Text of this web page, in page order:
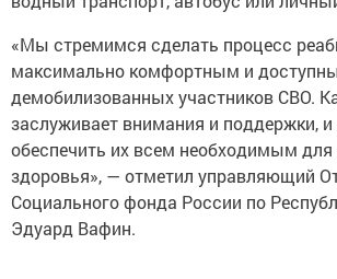
«Мы стремимся сделать процесс
максимально комфортным и
демобилизованных участников СВО.
заслуживает внимания и поддержки,
обеспечить их всем необходимым для
здоровья», — отметил управляющий
Социального фонда России по
Эдуард Вафин.